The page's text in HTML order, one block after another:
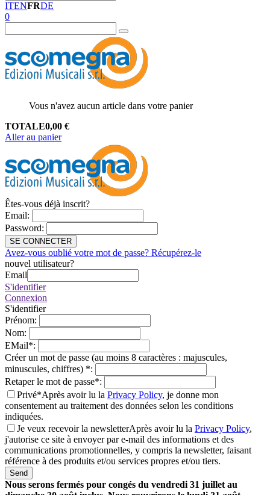
ITENFRDE
0
Vous n'avez aucun article dans votre panier
TOTALE0,00 €
Aller au panier
Êtes-vous déjà inscrit?
Email:
Password:
SE CONNECTER
Avez-vous oublié votre mot de passe? Récupérez-le
nouvel utilisateur?
Email
S'identifier
Connexion
S'identifier
Prénom:
Nom:
EMail*:
Créer un mot de passe (au moins 8 caractères : majuscules,
minuscules, chiffres) *:
Retaper le mot de passe*:
Privé*Après avoir lu la Privacy Policy, je donne mon
consentement au traitement des données selon les conditions
indiquées.
Je veux recevoir la newsletterAprès avoir lu la Privacy Policy,
j'autorise ce site à envoyer par e-mail des informations et des
communications promotionnelles, y compris la newsletter, faisant
référence à des produits et/ou services propres et/ou tiers.
Send
Nous serons fermés pour congés du vendredi 31 juillet au